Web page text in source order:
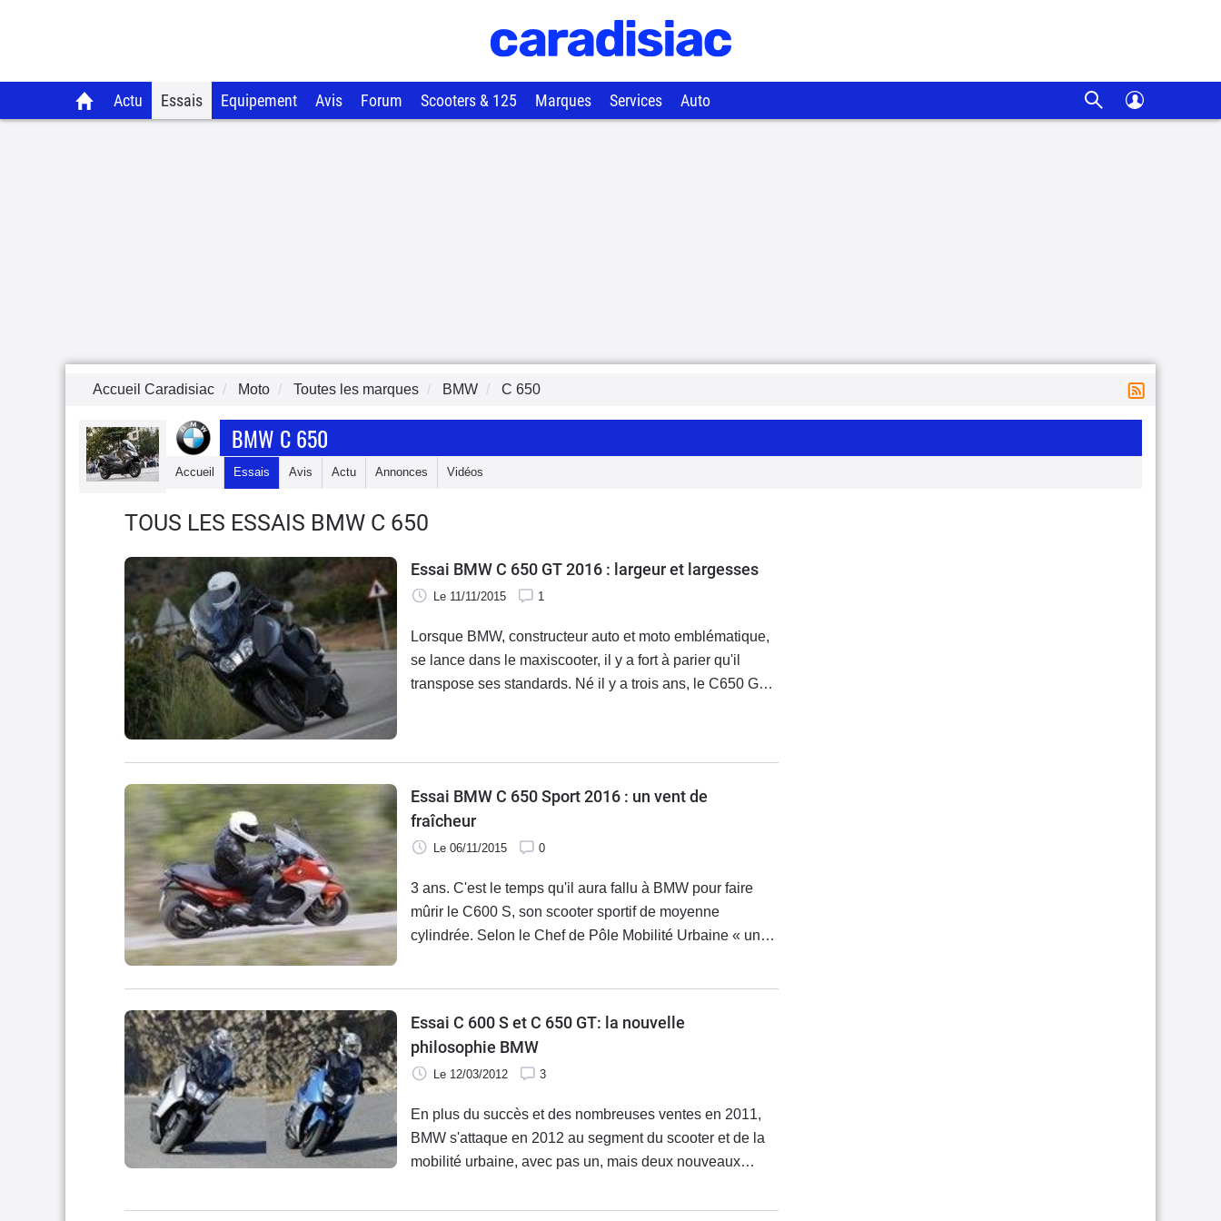
Actu Essais Equipement Avis Forum Scooters & 125 Marques Services Auto
Accueil Caradisiac Moto Toutes les marques BMW C 650
BMW C 650
Accueil Essais Avis Actu Annonces Vidéos
TOUS LES ESSAIS BMW C 650
Essai BMW C 650 GT 2016 : largeur et largesses
Le 11/11/2015 1
Lorsque BMW, constructeur auto et moto emblématique,
se lance dans le maxiscooter, il y a fort à parier qu'il
transpose ses standards. Né il y a trois ans, le C650 GT
Essai BMW C 650 Sport 2016 : un vent de
fraîcheur
Le 06/11/2015 0
3 ans. C'est le temps qu'il aura fallu à BMW pour faire
mûrir le C600 S, son scooter sportif de moyenne
cylindrée. Selon le Chef de Pôle Mobilité Urbaine « un
l'assistance et de l'assurance.
Essai C 600 S et C 650 GT: la nouvelle
philosophie BMW
Le 12/03/2012 3
En plus du succès et des nombreuses ventes en 2011,
BMW s'attaque en 2012 au segment du scooter et de la
mobilité urbaine, avec pas un, mais deux nouveaux
les prémices de ce projet il y a deux ans avec la